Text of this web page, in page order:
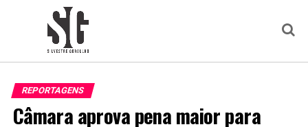
REPORTAGENS
Câmara aprova pena maior para